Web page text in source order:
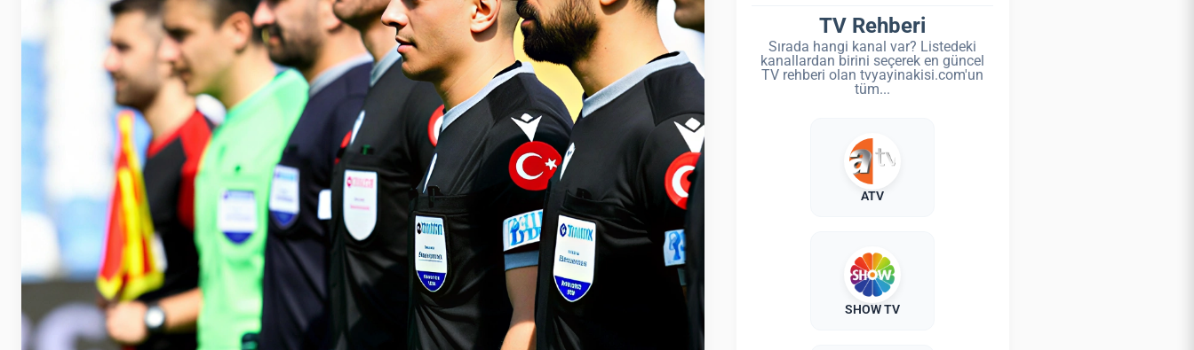
TV Rehberi
Sırada hangi kanal var? Listedeki
kanallardan birini seçerek en güncel
TV rehberi olan tvyayinakisi.com'un
tüm...
ATV
SHOW TV